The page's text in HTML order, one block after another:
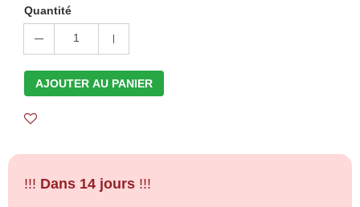
Quantité
1
AJOUTER AU PANIER
!!! Dans 14 jours !!!